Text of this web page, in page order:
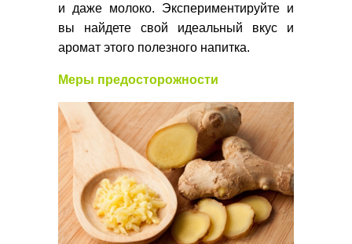
и даже молоко. Экспериментируйте и
вы найдете свой идеальный вкус и
аромат этого полезного напитка.
Меры предосторожности